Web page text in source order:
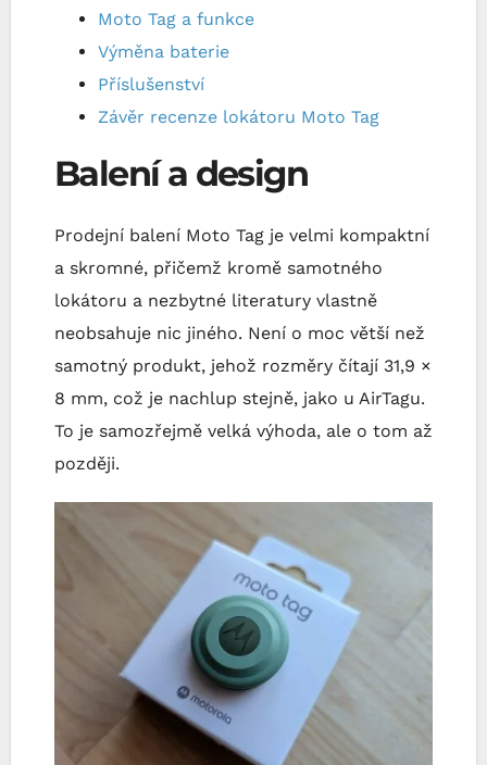
Moto Tag a funkce
Výměna baterie
Příslušenství
Závěr recenze lokátoru Moto Tag
Balení a design
Prodejní balení Moto Tag je velmi kompaktní
a skromné, přičemž kromě samotného
lokátoru a nezbytné literatury vlastně
neobsahuje nic jiného. Není o moc větší než
samotný produkt, jehož rozměry čítají 31,9 ×
8 mm, což je nachlup stejně, jako u AirTagu.
To je samozřejmě velká výhoda, ale o tom až
později.